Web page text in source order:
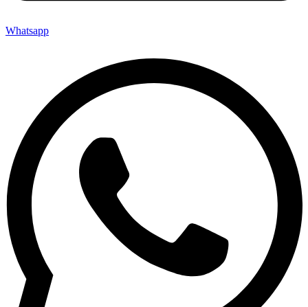
Whatsapp